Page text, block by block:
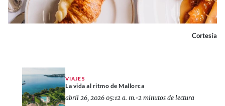
Cortesía
VIAJES
La vida al ritmo de Mallorca
abril 26, 2026 05:12 a. m.•2 minutos de lectura